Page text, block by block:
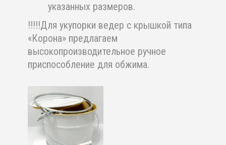
указанных размеров.
!!!!!Для укупорки ведер с крышкой типа
«Корона» предлагаем
высокопроизводительное ручное
приспособление для обжима.